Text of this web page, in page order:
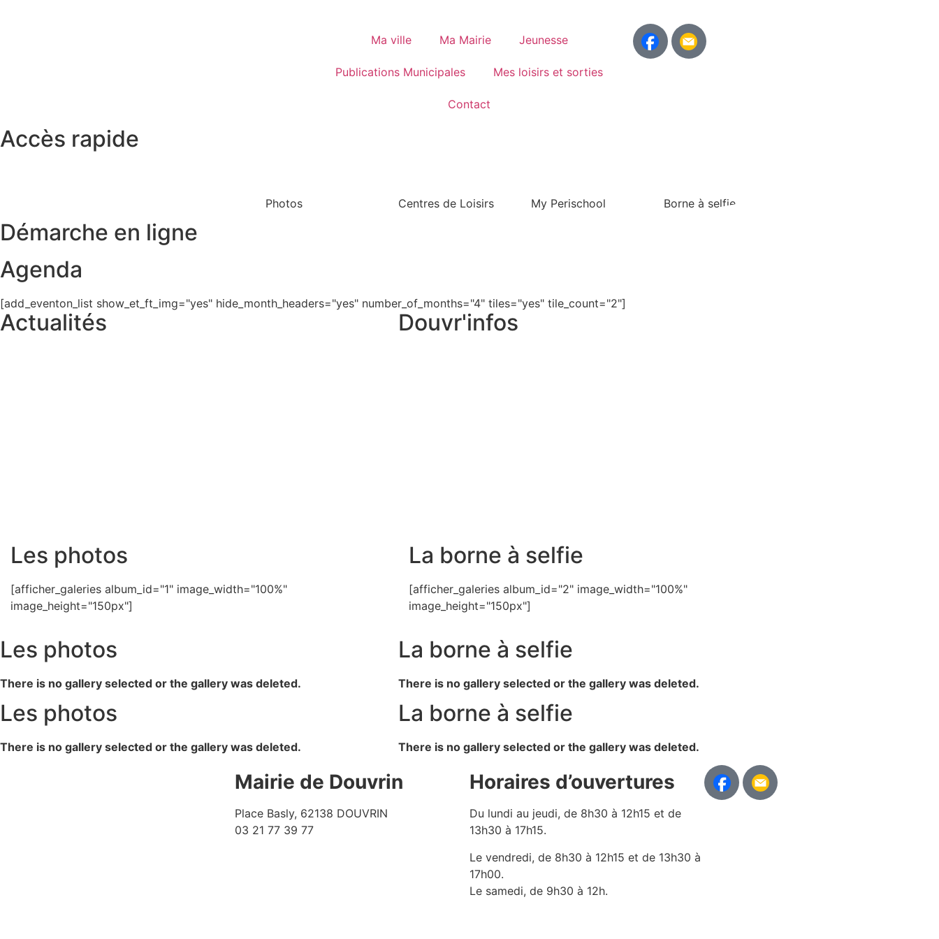
Ma ville Ma Mairie Jeunesse
Publications Municipales Mes loisirs et sorties
Contact
Accès rapide
Photos Centres de Loisirs My Perischool Borne à selfie
Démarche en ligne
Agenda
[add_eventon_list show_et_ft_img="yes" hide_month_headers="yes" number_of_months="4" tiles="yes" tile_count="2"]
Actualités Douvr'infos
Les photos
[afficher_galeries album_id="1" image_width="100%"
image_height="150px"]
La borne à selfie
[afficher_galeries album_id="2" image_width="100%"
image_height="150px"]
Les photos
There is no gallery selected or the gallery was deleted.
La borne à selfie
There is no gallery selected or the gallery was deleted.
Les photos
There is no gallery selected or the gallery was deleted.
La borne à selfie
There is no gallery selected or the gallery was deleted.
Mairie de Douvrin
Place Basly, 62138 DOUVRIN
03 21 77 39 77
Horaires d’ouvertures
Du lundi au jeudi, de 8h30 à 12h15 et de
13h30 à 17h15.
Le vendredi, de 8h30 à 12h15 et de 13h30 à
17h00.
Le samedi, de 9h30 à 12h.